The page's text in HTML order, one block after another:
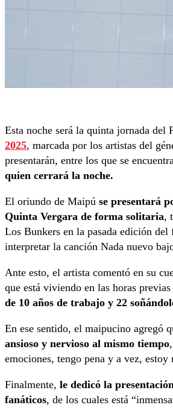
Esta noche será la quinta jornada del
2025, marcada por los artistas del
presentarán, entre los que se
quien cerrará la noche.
El oriundo de Maipú se presentará
Quinta Vergara de forma solitaria,
Los Bunkers en la pasada edición del
interpretar la canción Nada nuevo
Ante esto, el artista comentó en su
que está viviendo en las horas
de 10 años de trabajo y 22
En ese sentido, el maipucino agregó
ansioso y nervioso al mismo tiempo
emociones, tengo pena y a vez,
Finalmente, le dedicó la
fanáticos, de los cuales está